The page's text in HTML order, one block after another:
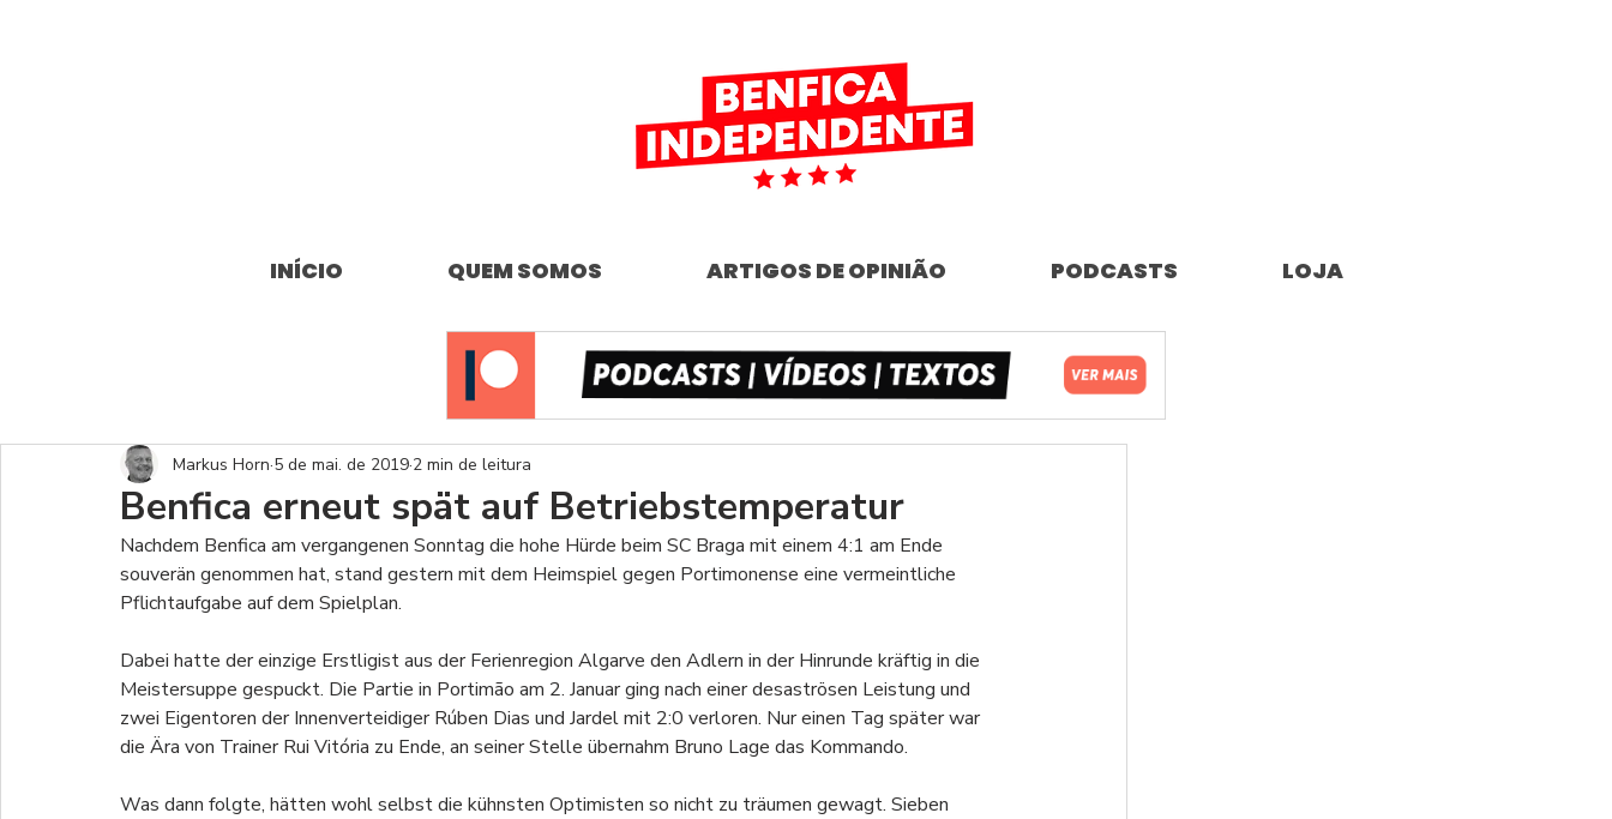
INÍCIO QUEM SOMOS ARTIGOS DE OPINIÃO PODCASTS LOJA
Benfica erneut spät auf Betriebstemperatur
Markus Horn 5 de mai. de 2019 2 min de leitura
Nachdem Benfica am vergangenen Sonntag die hohe Hürde beim SC Braga mit einem 4:1 am Ende
souverän genommen hat, stand gestern mit dem Heimspiel gegen Portimonense eine vermeintliche
Pflichtaufgabe auf dem Spielplan.
Dabei hatte der einzige Erstligist aus der Ferienregion Algarve den Adlern in der Hinrunde kräftig in die
Meistersuppe gespuckt. Die Partie in Portimão am 2. Januar ging nach einer desaströsen Leistung und
zwei Eigentoren der Innenverteidiger Rúben Dias und Jardel mit 2:0 verloren. Nur einen Tag später war
die Ära von Trainer Rui Vitória zu Ende, an seiner Stelle übernahm Bruno Lage das Kommando.
Was dann folgte, hätten wohl selbst die kühnsten Optimisten so nicht zu träumen gewagt. Sieben